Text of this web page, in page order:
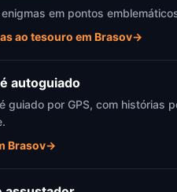
em pontos
ao tesouro em Brasov→
autoguiado
guiado por GPS, com histórias
Brasov→